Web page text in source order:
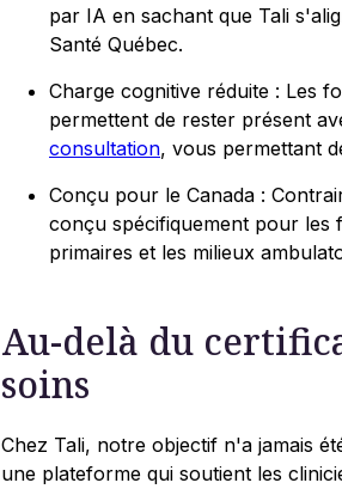
par IA en sachant que Tali
Santé Québec.
Charge cognitive réduite : Les
permettent de rester présent
consultation, vous permettant
Conçu pour le Canada :
conçu spécifiquement pour les
primaires et les milieux
Au-delà du
soins
Chez Tali, notre objectif n'a jamais
une plateforme qui soutient les